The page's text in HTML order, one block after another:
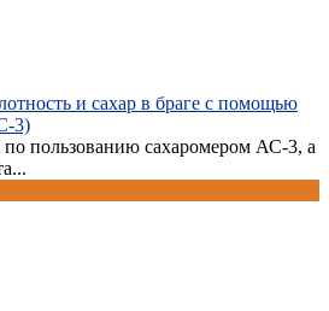
и сахар в браге с помощью
3)
пользованию сахаромером АС-3, а